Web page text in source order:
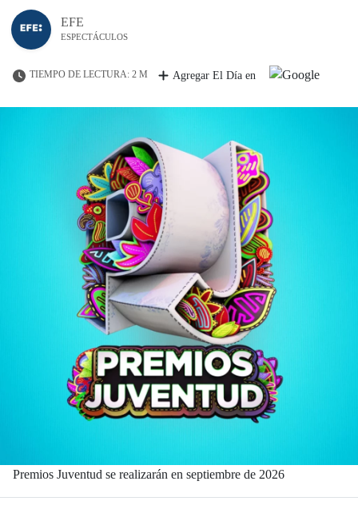
EFE
ESPECTÁCULOS
TIEMPO DE LECTURA: 2 M Agregar El Día en
Premios Juventud se realizarán en septiembre de 2026